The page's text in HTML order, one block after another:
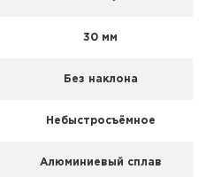
30 мм
Без наклона
Небыстросъёмное
Алюминиевый сплав